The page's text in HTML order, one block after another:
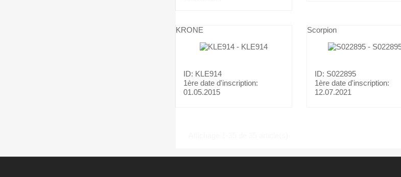
KRONE
ID: KLE914
1ère date d'inscription:
01.05.2015
Scorpion
ID: S022895
1ère date d'inscription:
12.07.2021